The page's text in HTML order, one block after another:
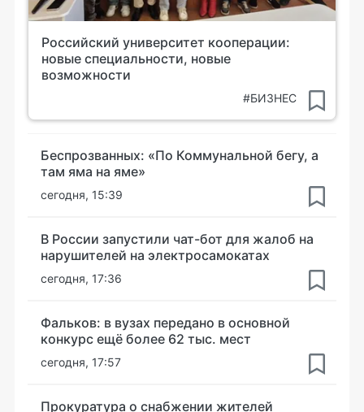
Российский университет кооперации:
новые специальности, новые
возможности
#БИЗНЕС
Беспрозванных: «По Коммунальной бегу, а
там яма на яме»
сегодня, 15:39
В России запустили чат-бот для жалоб на
нарушителей на электросамокатах
сегодня, 17:36
Фальков: в вузах передано в основной
конкурс ещё более 62 тыс. мест
сегодня, 17:57
Прокуратура о снабжении жителей